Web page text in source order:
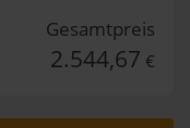
Gesamtpreis
2.544,67 €